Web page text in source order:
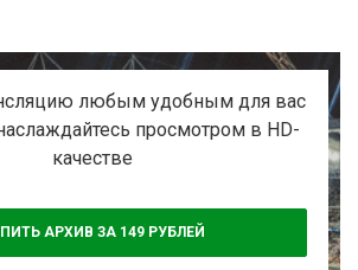
любым удобным для вас
просмотром в HD-
качестве
АРХИВ ЗА 149 РУБЛЕЙ